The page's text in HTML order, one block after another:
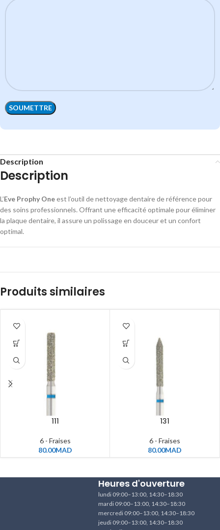
Description
Description
L’Eve Prophy Oneest l’outil de nettoyage dentaire de référence pour
des soins professionnels. Offrant une efficacité optimale pour éliminer
la plaque dentaire, il assure un polissage en douceur et un confort
optimal.
Produits similaires
111
6 - Fraises
80.00MAD
131
6 - Fraises
80.00MAD
Heures d'ouverture
lundi 09:00–13:00, 14:30–18:30
mardi 09:00–13:00, 14:30–18:30
mercredi 09:00–13:00, 14:30–18:30
jeudi 09:00–13:00, 14:30–18:30